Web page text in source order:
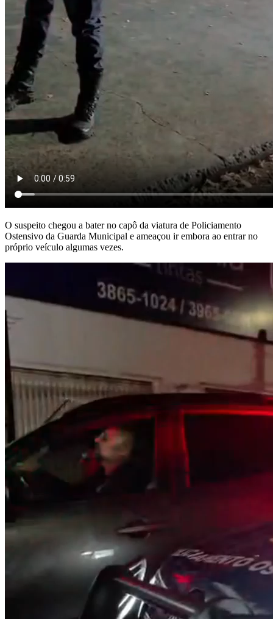
O suspeito chegou a bater no capô da viatura de Policiamento
Ostensivo da Guarda Municipal e ameaçou ir embora ao entrar no
próprio veículo algumas vezes.